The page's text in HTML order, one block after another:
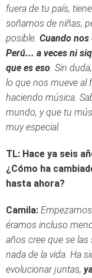
fuera de tu país,
soñamos de niñas,
posible. Cuando nos
Perú... a veces ni
que es eso. Sin
lo que nos mueve al
haciendo música.
mundo, y que tu
muy especial.
TL: Hace ya seis
¿Cómo ha
hasta ahora?
Camila:
éramos incluso
años cree que se
nada de la vida. Ha
evolucionar juntas,